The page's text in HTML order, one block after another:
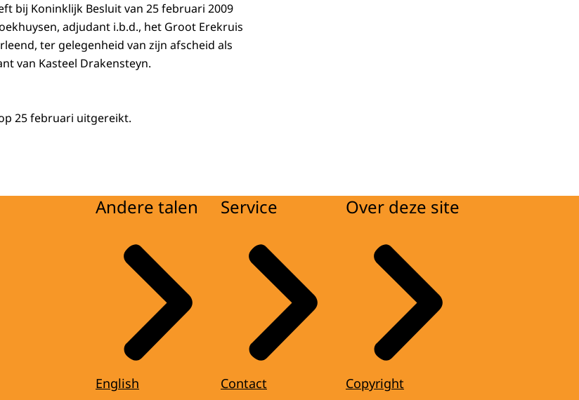
bij Koninklijk Besluit van 25 februari 2009
adjudant i.b.d., het Groot Erekruis
ter gelegenheid van zijn afscheid als
van Kasteel Drakensteyn.
25 februari uitgereikt.
Andere talen
English
Service
Contact
Over deze site
Copyright